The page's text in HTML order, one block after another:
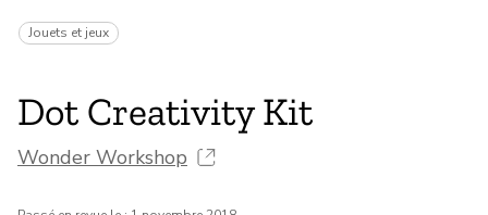
Jouets et jeux
Dot Creativity Kit
Wonder Workshop